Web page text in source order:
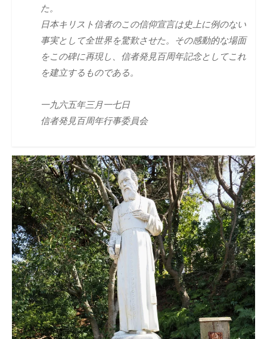
た。
日本キリスト信者のこの信仰宣言は史上に例のない
事実として全世界を驚歎させた。その感動的な場面
をこの碑に再現し、信者発見百周年記念としてこれ
を建立するものである。
一九六五年三月一七日
信者発見百周年行事委員会